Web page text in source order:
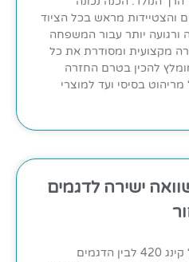
והצטיידות מראש בכל הציוד
יותר עבור המשפחה
מקצועית ומסודרת את כל
להכין בטרם החזרה
בסיסי ועד למוצרי
קינג 420: השוואה ישירה לדגמים
מי שמתלבט בין דגם ברויל קינג 420 לבין הדגמים